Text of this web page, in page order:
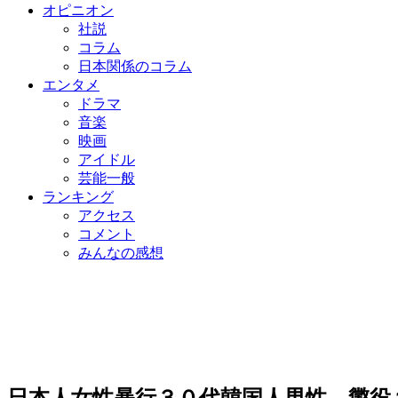
オピニオン
社説
コラム
日本関係のコラム
エンタメ
ドラマ
音楽
映画
アイドル
芸能一般
ランキング
アクセス
コメント
みんなの感想